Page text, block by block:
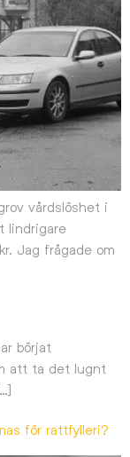
vårdslöshet i
lindrigare
Jag frågade om
börjat
att ta det lugnt
för rattfylleri?